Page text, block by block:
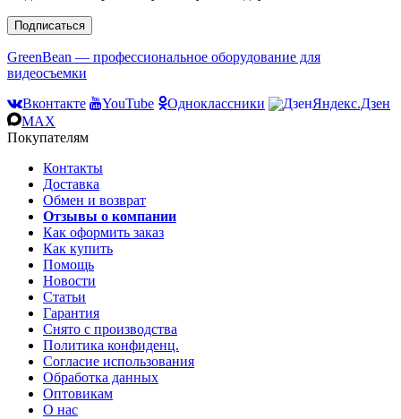
Подписаться
GreenBean — профессиональное оборудование для
видеосъемки
Вконтакте
YouTube Одноклассники
Яндекс.Дзен
MAX
Покупателям
Контакты
Доставка
Обмен и возврат
Отзывы о компании
Как оформить заказ
Как купить
Помощь
Новости
Статьи
Гарантия
Снято с производства
Политика конфиденц.
Согласие использования
Обработка данных
Оптовикам
О нас